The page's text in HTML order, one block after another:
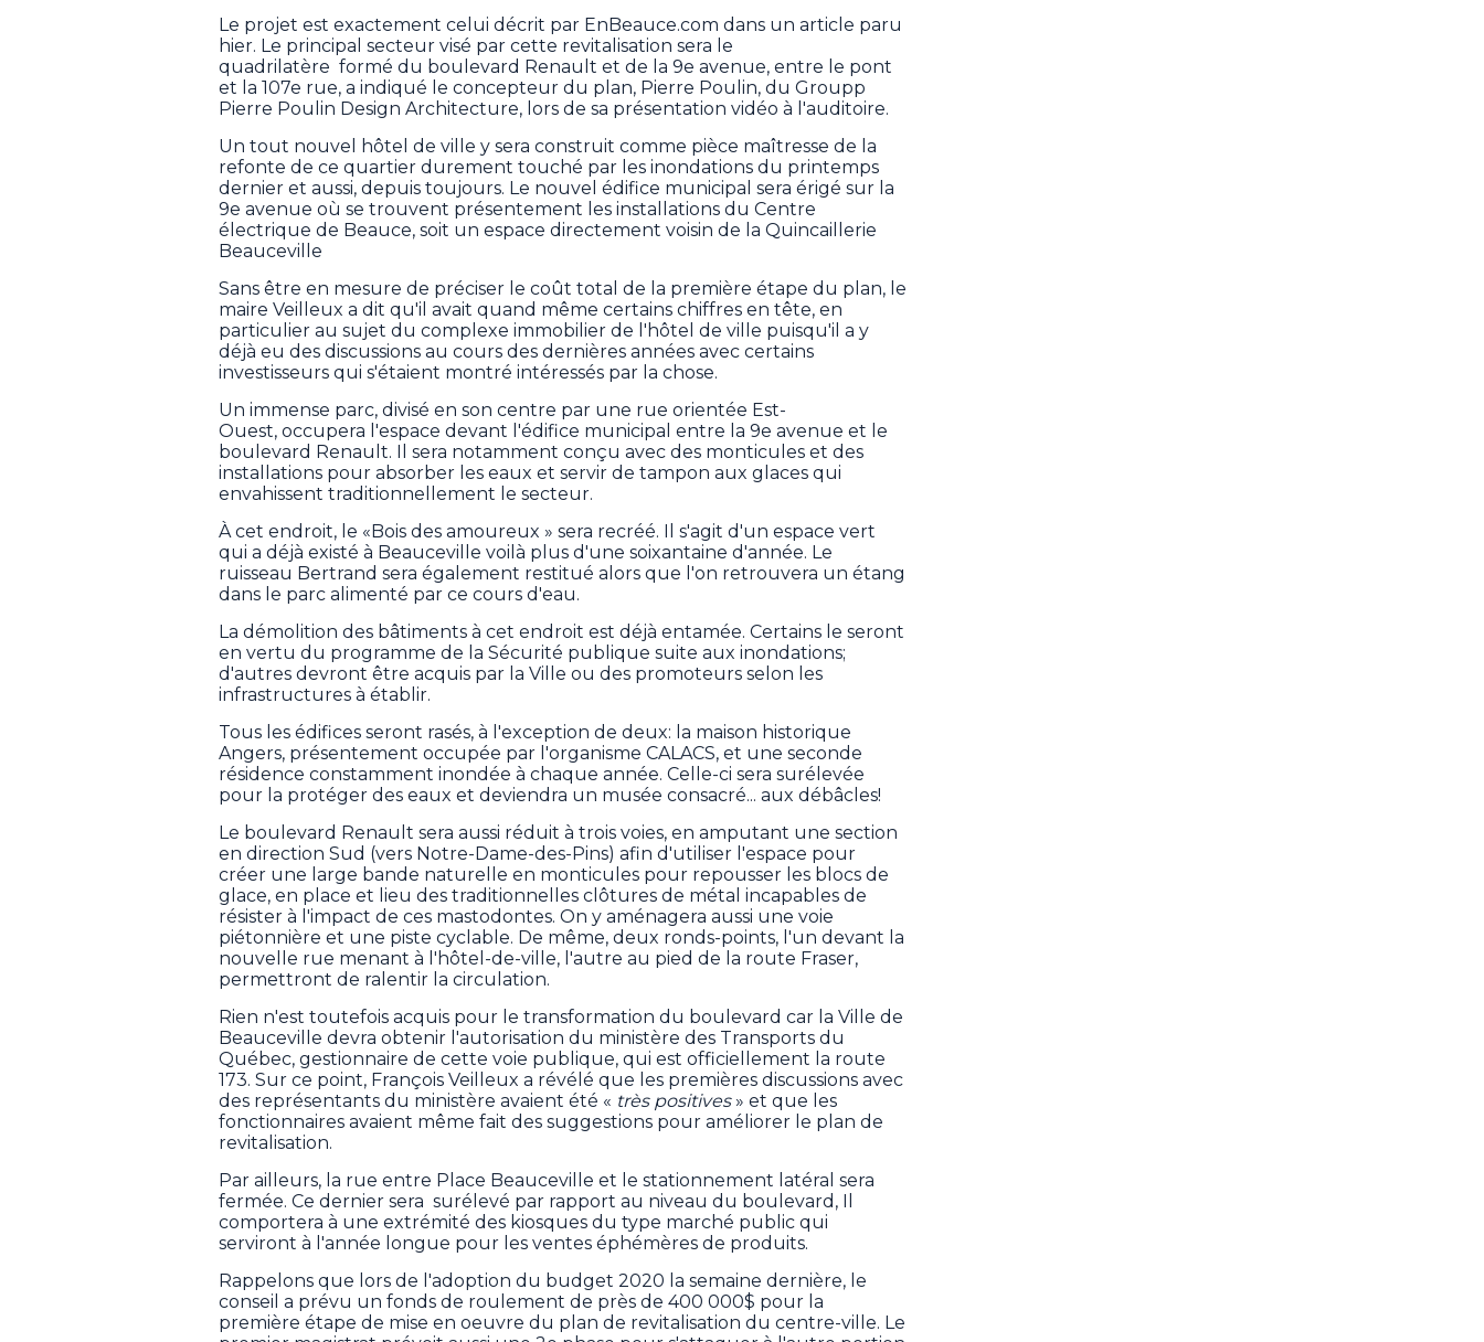
Le projet est exactement celui décrit par EnBeauce.com dans un article paru
hier. Le principal secteur visé par cette revitalisation sera le
quadrilatère formé du boulevard Renault et de la 9e avenue, entre le pont
et la 107e rue, a indiqué le concepteur du plan, Pierre Poulin, du Groupp
Pierre Poulin Design Architecture, lors de sa présentation vidéo à l'auditoire.
Un tout nouvel hôtel de ville y sera construit comme pièce maîtresse de la
refonte de ce quartier durement touché par les inondations du printemps
dernier et aussi, depuis toujours. Le nouvel édifice municipal sera érigé sur la
9e avenue où se trouvent présentement les installations du Centre
électrique de Beauce, soit un espace directement voisin de la Quincaillerie
Beauceville
Sans être en mesure de préciser le coût total de la première étape du plan, le
maire Veilleux a dit qu'il avait quand même certains chiffres en tête, en
particulier au sujet du complexe immobilier de l'hôtel de ville puisqu'il a y
déjà eu des discussions au cours des dernières années avec certains
investisseurs qui s'étaient montré intéressés par la chose.
Un immense parc, divisé en son centre par une rue orientée Est-
Ouest, occupera l'espace devant l'édifice municipal entre la 9e avenue et le
boulevard Renault. Il sera notamment conçu avec des monticules et des
installations pour absorber les eaux et servir de tampon aux glaces qui
envahissent traditionnellement le secteur.
À cet endroit, le «Bois des amoureux » sera recréé. Il s'agit d'un espace vert
qui a déjà existé à Beauceville voilà plus d'une soixantaine d'année. Le
ruisseau Bertrand sera également restitué alors que l'on retrouvera un étang
dans le parc alimenté par ce cours d'eau.
La démolition des bâtiments à cet endroit est déjà entamée. Certains le seront
en vertu du programme de la Sécurité publique suite aux inondations;
d'autres devront être acquis par la Ville ou des promoteurs selon les
infrastructures à établir.
Tous les édifices seront rasés, à l'exception de deux: la maison historique
Angers, présentement occupée par l'organisme CALACS, et une seconde
résidence constamment inondée à chaque année. Celle-ci sera surélevée
pour la protéger des eaux et deviendra un musée consacré... aux débâcles!
Le boulevard Renault sera aussi réduit à trois voies, en amputant une section
en direction Sud (vers Notre-Dame-des-Pins) afin d'utiliser l'espace pour
créer une large bande naturelle en monticules pour repousser les blocs de
glace, en place et lieu des traditionnelles clôtures de métal incapables de
résister à l'impact de ces mastodontes. On y aménagera aussi une voie
piétonnière et une piste cyclable. De même, deux ronds-points, l'un devant la
nouvelle rue menant à l'hôtel-de-ville, l'autre au pied de la route Fraser,
permettront de ralentir la circulation.
Rien n'est toutefois acquis pour le transformation du boulevard car la Ville de
Beauceville devra obtenir l'autorisation du ministère des Transports du
Québec, gestionnaire de cette voie publique, qui est officiellement la route
173. Sur ce point, François Veilleux a révélé que les premières discussions avec
des représentants du ministère avaient été « très positives» et que les
fonctionnaires avaient même fait des suggestions pour améliorer le plan de
revitalisation.
Par ailleurs, la rue entre Place Beauceville et l e stationnement latéral sera
fermée. Ce dernier sera surélevé par rapport au niveau du boulevard, Il
comportera à une extrémité des kiosques du type marché public qui
serviront à l'année longue pour les ventes éphémères de produits.
Rappelons que lors de l'adoption du budget 2020 la semaine dernière, le
conseil a prévu un fonds de roulement de près de 400 000$ pour la
première étape de mise en oeuvre du plan de revitalisation du centre-ville. Le